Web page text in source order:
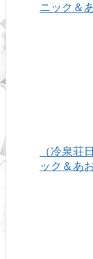
ニック＆
（冷泉荘
ック＆あ